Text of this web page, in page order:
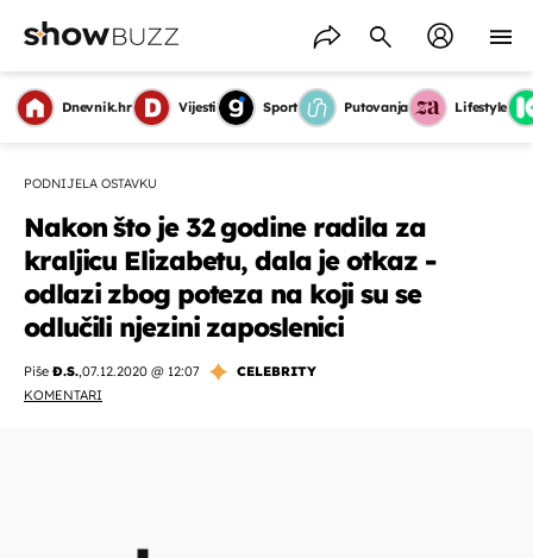
Dnevnik.hr Vijesti Sport Putovanja Lifestyle
PODNIJELA OSTAVKU
Nakon što je 32 godine radila za
kraljicu Elizabetu, dala je otkaz -
odlazi zbog poteza na koji su se
odlučili njezini zaposlenici
Piše Đ.S.,07.12.2020 @ 12:07
CELEBRITY
KOMENTARI